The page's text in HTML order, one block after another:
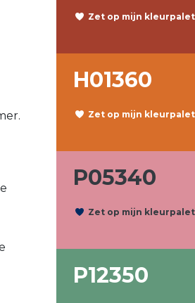
Zet op mijn kleurpalet
H01360
Zet op mijn kleurpalet
P05340
Zet op mijn kleurpalet
P12350